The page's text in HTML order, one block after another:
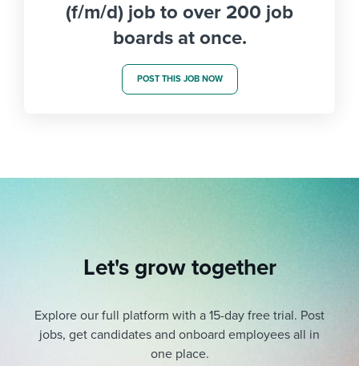
(f/m/d) job to over 200 job
boards at once.
POST THIS JOB NOW
Let's grow together
Explore our full platform with a 15-day free trial. Post
jobs, get candidates and onboard employees all in
one place.